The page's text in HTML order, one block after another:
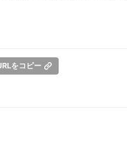
をコピー